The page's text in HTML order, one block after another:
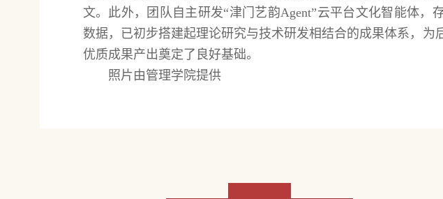
文。此外，团队自主研发“津门艺韵Agent”云平台文化智能体，
数据，已初步搭建起理论研究与技术研发相结合的成果体系，为
优质成果产出奠定了良好基础。
照片由管理学院提供